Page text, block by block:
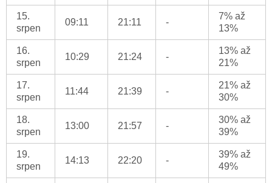
15.
srpen
09:11 21:11 -
7% až
13%
16.
srpen
10:29 21:24 -
13% až
21%
17.
srpen
11:44 21:39 -
21% až
30%
18.
srpen
13:00 21:57 -
30% až
39%
19.
srpen
14:13 22:20 -
39% až
49%